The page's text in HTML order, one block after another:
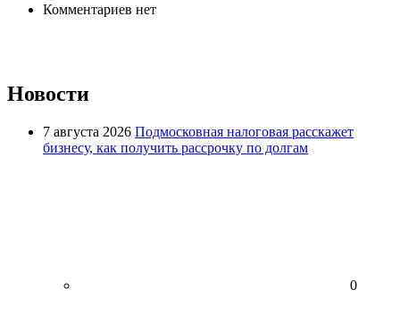
Комментариев нет
Новости
7 августа 2026 Подмосковная налоговая расскажет
бизнесу, как получить рассрочку по долгам
0